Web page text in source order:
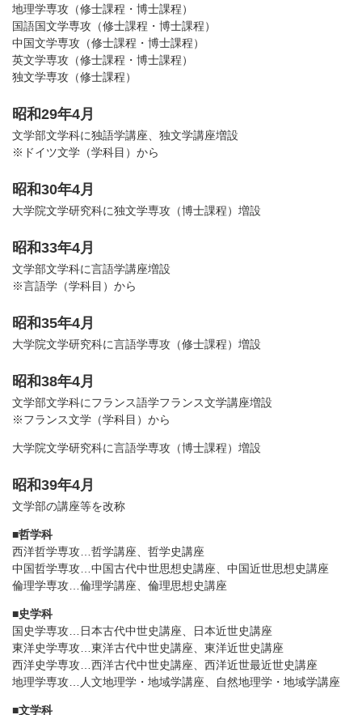
地理学専攻（修士課程・博士課程）
国語国文学専攻（修士課程・博士課程）
中国文学専攻（修士課程・博士課程）
英文学専攻（修士課程・博士課程）
独文学専攻（修士課程）
昭和29年4月
文学部文学科に独語学講座、独文学講座増設
※ドイツ文学（学科目）から
昭和30年4月
大学院文学研究科に独文学専攻（博士課程）増設
昭和33年4月
文学部文学科に言語学講座増設
※言語学（学科目）から
昭和35年4月
大学院文学研究科に言語学専攻（修士課程）増設
昭和38年4月
文学部文学科にフランス語学フランス文学講座増設
※フランス文学（学科目）から
大学院文学研究科に言語学専攻（博士課程）増設
昭和39年4月
文学部の講座等を改称
■哲学科
西洋哲学専攻…哲学講座、哲学史講座
中国哲学専攻…中国古代中世思想史講座、中国近世思想史講座
倫理学専攻…倫理学講座、倫理思想史講座
■史学科
国史学専攻…日本古代中世史講座、日本近世史講座
東洋史学専攻…東洋古代中世史講座、東洋近世史講座
西洋史学専攻…西洋古代中世史講座、西洋近世最近世史講座
地理学専攻…人文地理学・地域学講座、自然地理学・地域学講座
■文学科